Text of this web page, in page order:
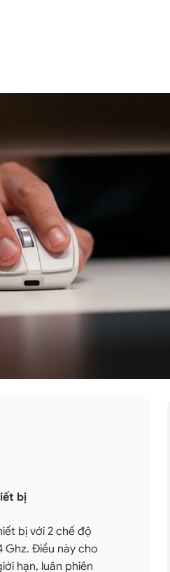
bị
bị với 2 chế độ
Ghz. Điều này cho
hạn, luân phiên